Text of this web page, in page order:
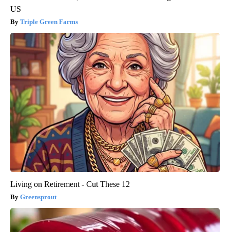
US
Triple Green Farms
Living on Retirement - Cut These 12
Greensprout